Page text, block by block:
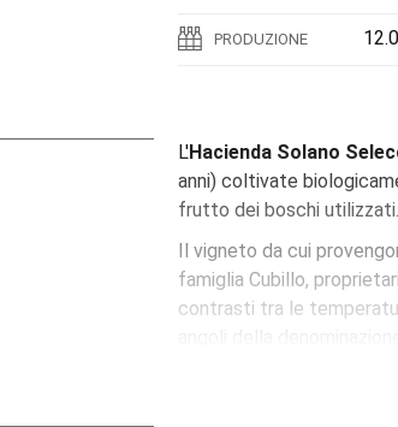
PRODUZIONE
L'Hacienda Solano
anni) coltivate
frutto dei boschi utilizzati.
Il vigneto da cui
famiglia Cubillo,
contrasti tra le